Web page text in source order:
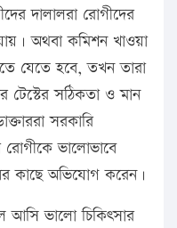
দালালরা রোগীদের
অথবা কমিশন খাওয়া
যেতে হবে, তখন তারা
সঠিকতা ও মান
সরকারি
ভালোভাবে
কাছে অভিযোগ করেন।
আসি ভালো চিকিৎসার